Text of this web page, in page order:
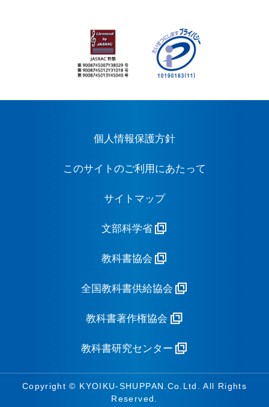
個人情報保護方針
このサイトのご利用にあたって
サイトマップ
文部科学省
教科書協会
全国教科書供給協会
教科書著作権協会
教科書研究センター
Copyright © KYOIKU-SHUPPAN.Co.Ltd. All Rights
Reserved.